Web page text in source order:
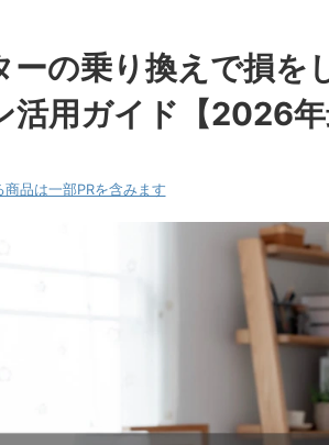
ーの乗り換えで損を
活用ガイド【2026年
品は一部PRを含みます